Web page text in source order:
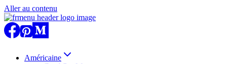
Aller au contenu
Américaine